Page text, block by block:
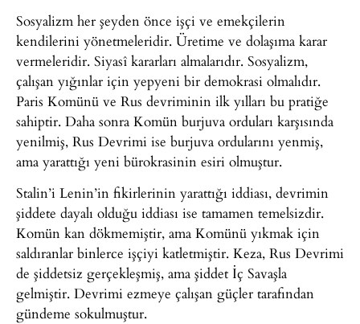
Sosyalizm her şeyden önce işçi ve emekçilerin
kendilerini yönetmeleridir. Üretime ve dolaşıma karar
vermeleridir. Siyasî kararları almalarıdır. Sosyalizm,
çalışan yığınlar için yepyeni bir demokrasi olmalıdır.
Paris Komünü ve Rus devriminin ilk yılları bu pratiğe
sahiptir. Daha sonra Komün burjuva orduları karşısında
yenilmiş, Rus Devrimi ise burjuva ordularını yenmiş,
ama yarattığı yeni bürokrasinin esiri olmuştur.
Stalin’i Lenin’in fikirlerinin yarattığı iddiası, devrimin
şiddete dayalı olduğu iddiası ise tamamen temelsizdir.
Komün kan dökmemiştir, ama Komünü yıkmak için
saldıranlar binlerce işçiyi katletmiştir. Keza, Rus Devrimi
de şiddetsiz gerçekleşmiş, ama şiddet İç Savaşla
gelmiştir. Devrimi ezmeye çalışan güçler tarafından
gündeme sokulmuştur.